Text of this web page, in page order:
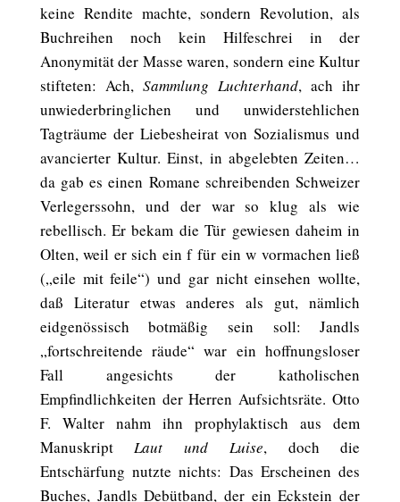
keine Rendite machte, sondern Revolution, als
Buchreihen noch kein Hilfeschrei in der
Anonymität der Masse waren, sondern eine Kultur
stifteten: Ach, Sammlung Luchterhand, ach ihr
unwiederbringlichen und unwiderstehlichen
Tagträume der Liebesheirat von Sozialismus und
avancierter Kultur. Einst, in abgelebten Zeiten…
da gab es einen Romane schreibenden Schweizer
Verlegerssohn, und der war so klug als wie
rebellisch. Er bekam die Tür gewiesen daheim in
Olten, weil er sich ein f für ein w vormachen ließ
(„eile mit feile“) und gar nicht einsehen wollte,
daß Literatur etwas anderes als gut, nämlich
eidgenössisch botmäßig sein soll: Jandls
„fortschreitende räude“ war ein hoffnungsloser
Fall angesichts der katholischen
Empfindlichkeiten der Herren Aufsichtsräte. Otto
F. Walter nahm ihn prophylaktisch aus dem
ManuskriptLaut und Luise, doch die
Entschärfung nutzte nichts: Das Erscheinen des
Buches, Jandls Debütband, der ein Eckstein der